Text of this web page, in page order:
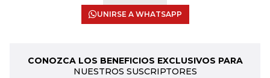
UNIRSE A WHATSAPP
CONOZCA LOS BENEFICIOS EXCLUSIVOS PARA
NUESTROS SUSCRIPTORES